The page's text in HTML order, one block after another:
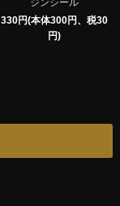
ジンシール
330円(本体300円、税30
円)